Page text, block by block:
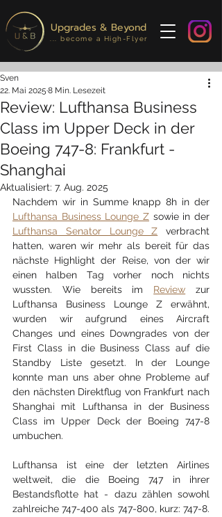
Upgrades & Beyond
... become a High-Flyer
Review: Lufthansa Business
Class im Upper Deck in der
Boeing 747-8: Frankfurt -
Shanghai
Sven
22. Mai 2025 8 Min. Lesezeit
Aktualisiert: 7. Aug. 2025
Lufthansa Business Lounge Z
Lufthansa Senator Lounge Z verbracht
hatten, waren wir mehr als bereit für das
nächste Highlight der Reise, von der wir
einen halben Tag vorher noch nichts
wussten. Wie bereits im Review zur
Lufthansa Business Lounge Z erwähnt,
wurden wir aufgrund eines Aircraft
Changes und eines Downgrades von der
First Class in die Business Class auf die
Standby Liste gesetzt. In der Lounge
konnte man uns aber ohne Probleme auf
den nächsten Direktflug von Frankfurt nach
Shanghai mit Lufthansa in der Business
Class im Upper Deck der Boeing 747-8
umbuchen.
Lufthansa ist eine der letzten Airlines
weltweit, die die Boeing 747 in ihrer
Bestandsflotte hat - dazu zählen sowohl
zahlreiche 747-400 als 747-800, kurz: 747-8.